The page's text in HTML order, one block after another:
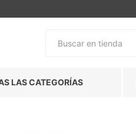
LAS CATEGORÍAS